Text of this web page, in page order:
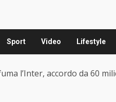
Sport Video Lifestyle
l’Inter, accordo da 60